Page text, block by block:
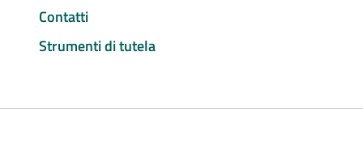
Contatti
Strumenti di tutela